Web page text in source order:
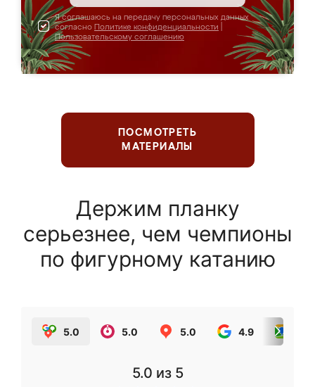
Я соглашаюсь на передачу персональных данных
согласно Политике конфиденциальности
Пользовательскому соглашению
ПОСМОТРЕТЬ
МАТЕРИАЛЫ
Держим планку
серьезнее, чем чемпионы
по фигурному катанию
5.0 5.0 5.0 4.9
5.0 из 5